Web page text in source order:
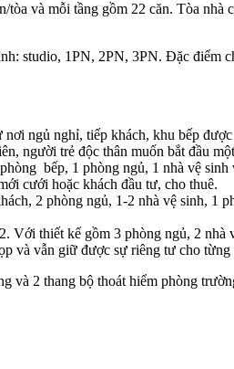
và mỗi tầng gồm 22 căn. Tòa
studio, 1PN, 2PN, 3PN. Đặc điểm
ngủ nghỉ, tiếp khách, khu bếp
người trẻ độc thân muốn bắt đầu
bếp, 1 phòng ngủ, 1 nhà vệ
cưới hoặc khách đầu tư, cho thuê.
2 phòng ngủ, 1-2 nhà vệ sinh, 1
Với thiết kế gồm 3 phòng ngủ, 2
và vẫn giữ được sự riêng tư cho từng
và 2 thang bộ thoát hiểm phòng